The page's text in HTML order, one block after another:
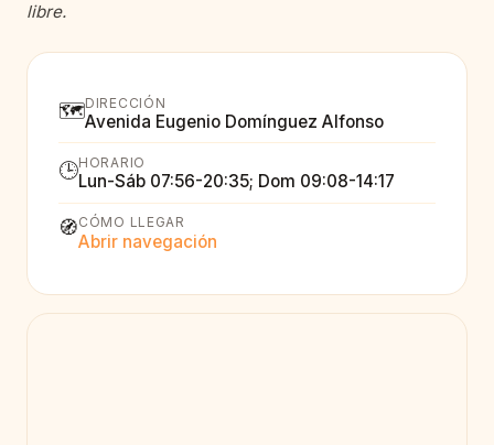
libre.
🗺️DIRECCIÓN
Avenida Eugenio Domínguez Alfonso
🕒HORARIO
Lun-Sáb 07:56-20:35; Dom 09:08-14:17
🧭CÓMO LLEGAR
Abrir navegación